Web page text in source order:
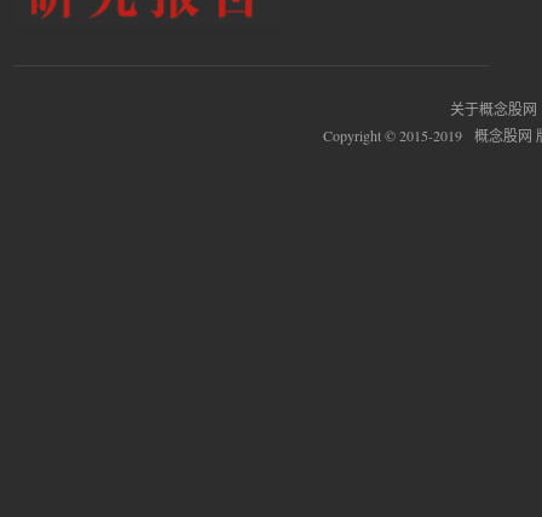
关于概念股网
Copyright © 2015-2019 概念股